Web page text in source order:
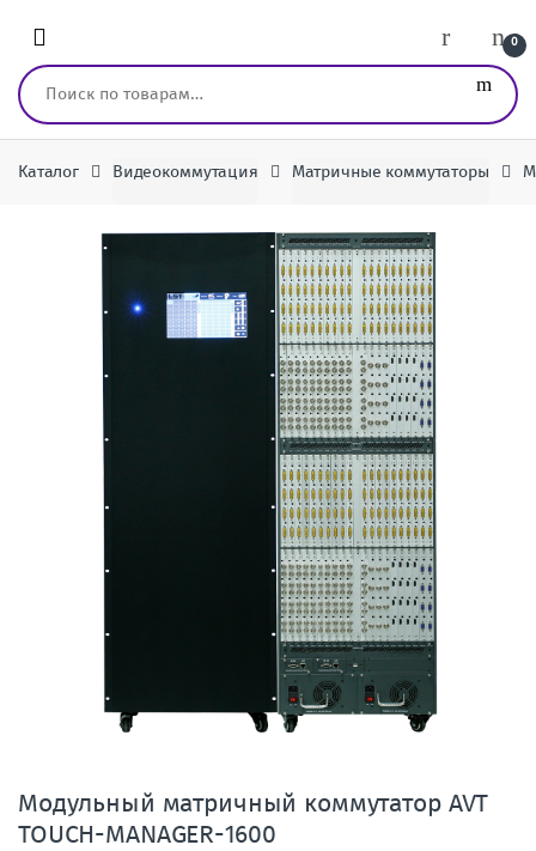
0
Искать:
Каталог Видеокоммутация Матричные коммутаторы
Модульный матричный коммутатор AVT
TOUCH-MANAGER-1600